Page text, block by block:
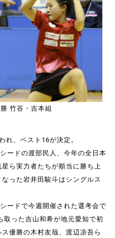
竹谷・吉本組
れ、ベスト16が決定。
ードの渡部民人、今年の全日本
ら実力者たちが順当に勝ち上
った岩井田駿斗はシングルス
ードで今週開催された選考会で
った吉山和希が地元愛知で初
優勝の木村友哉、渡辺凉吾ら